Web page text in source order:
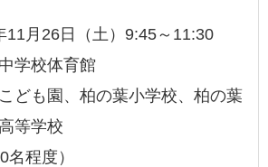
11月26日（土）9:45～11:30
学校体育館
ども園、柏の葉小学校、柏の葉
等学校
度）